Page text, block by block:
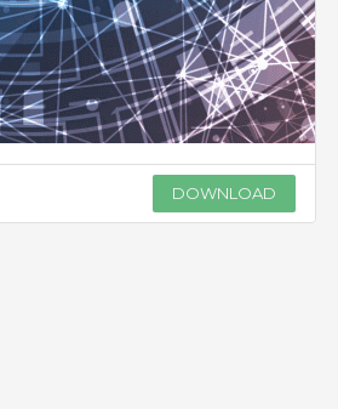
DOWNLOAD